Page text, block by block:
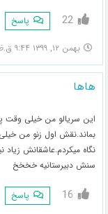
22 پاسخ
بهمن ۱۲, ۱۳۹۹ ۹:۴۴ ق.ظ
هاها
این سریالو من خیلی
بماند.نقش اول زنو من
نگاه میکردم.عاشقانش
سنش دبیرستانیه خخخخ
16 پاسخ